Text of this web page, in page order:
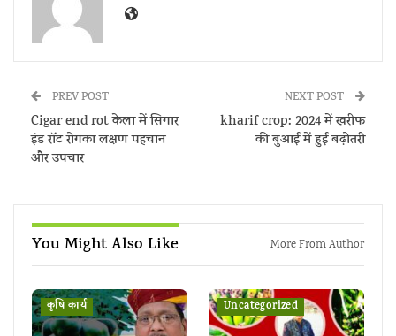
PREV POST
Cigar end rot केला में सिगार
इंड रॉट रोगका लक्षण पहचान
और उपचार
NEXT POST
kharif crop: 2024 में खरीफ
की बुआई में हुई बढ़ोतरी
You Might Also Like More From Author
कृषि कार्य Uncategorized